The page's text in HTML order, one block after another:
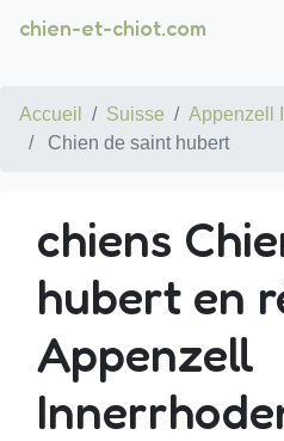
chien-et-chiot.com
Accueil Suisse
Appenzell
Chien de saint hubert
chiens
hubert en
Appenzell